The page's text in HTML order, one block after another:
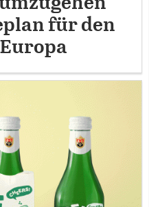
für den